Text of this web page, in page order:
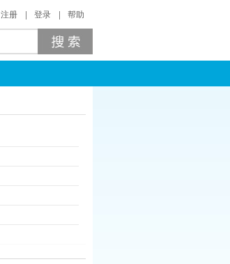
注册 登录 帮助